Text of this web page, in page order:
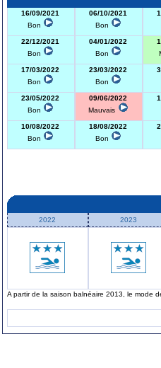
16/09/2021
Bon
06/10/2021
Bon
22/12/2021
Bon
04/01/2022
Bon
17/03/2022
Bon
23/03/2022
Bon
23/05/2022
Bon
09/06/2022
Mauvais
10/08/2022
Bon
18/08/2022
Bon
2022 2023
A partir de la saison balnéaire 2013, le mode